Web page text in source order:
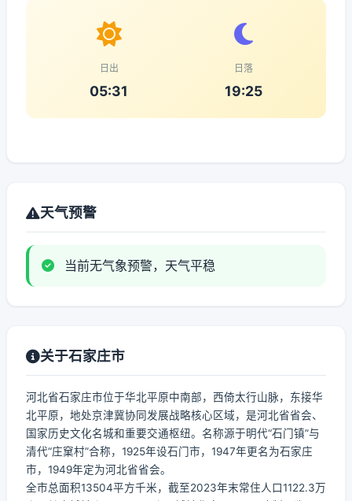
日出
05:31
日落
19:25
天气预警
当前无气象预警，天气平稳
关于石家庄市
河北省石家庄市位于华北平原中南部，西倚太行山脉，东接华
北平原，地处京津冀协同发展战略核心区域，是河北省省会、
国家历史文化名城和重要交通枢纽。名称源于明代“石门镇”与
清代“庄窠村”合称，1925年设石门市，1947年更名为石家庄
市，1949年定为河北省省会。
全市总面积13504平方千米，截至2023年末常住人口1122.3万